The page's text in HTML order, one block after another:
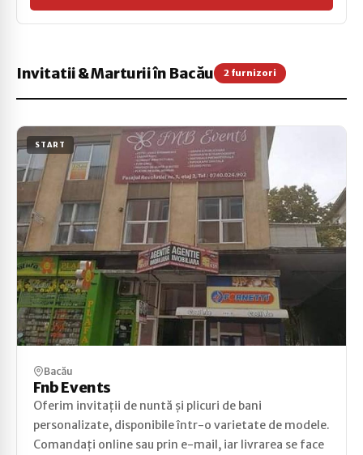
Invitatii & Marturii în Bacău 2 furnizori
START
Bacău
Fnb Events
Oferim invitații de nuntă și plicuri de bani
personalizate, disponibile într-o varietate de modele.
Comandați online sau prin e-mail, iar livrarea se face